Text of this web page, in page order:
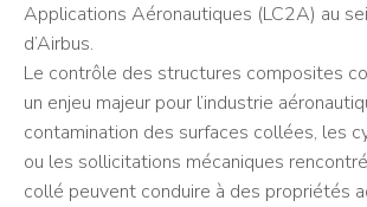
Applications Aéronautiques (LC2A) au
d’Airbus.
Le contrôle des structures composites
un enjeu majeur pour l’industrie
contamination des surfaces collées, les
ou les sollicitations mécaniques
collé peuvent conduire à des propriétés